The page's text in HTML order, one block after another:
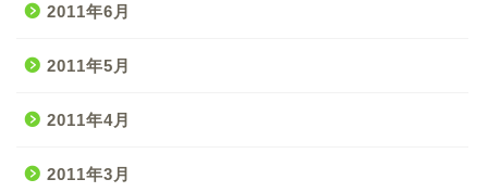
2011年6月
2011年5月
2011年4月
2011年3月